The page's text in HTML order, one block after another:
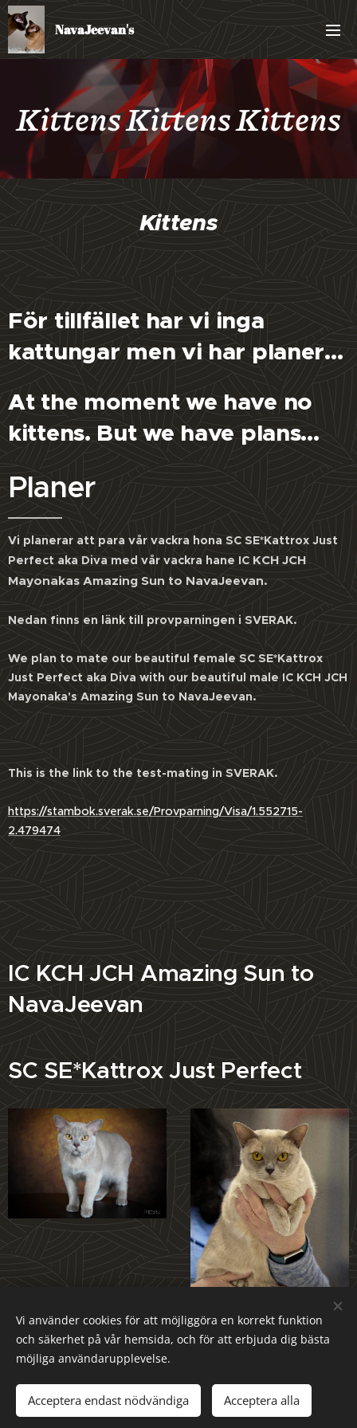
NavaJeevan's
Kittens Kittens Kittens
Kittens
För tillfället har vi inga
kattungar men vi har planer...
At the moment we have no
kittens. But we have plans...
Planer
Vi planerar att para vår vackra hona SC SE*Kattrox Just
Perfect aka Diva med vår vackra hane IC KCH JCH
Mayonakas Amazing Sun to NavaJeevan.
Nedan finns en länk till provparningen i SVERAK.
We plan to mate our beautiful female SC SE*Kattrox
Just Perfect aka Diva with our beautiful male IC KCH JCH
Mayonaka's Amazing Sun to NavaJeevan.
This is the link to the test-mating in SVERAK.
https://stambok.sverak.se/Provparning/Visa/1.552715-
2.479474
IC KCH JCH Amazing Sun to
NavaJeevan
SC SE*Kattrox Just Perfect
Webnode
Vi använder cookies för att möjliggöra en korrekt funktion
och säkerhet på vår hemsida, och för att erbjuda dig bästa
möjliga användarupplevelse.
Acceptera endast nödvändiga Acceptera alla